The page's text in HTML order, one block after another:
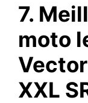
7.
moto
XXL